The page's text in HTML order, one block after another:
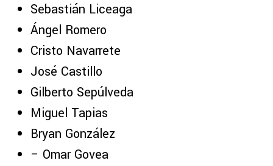
Sebastián Liceaga
Ángel Romero
Cristo Navarrete
José Castillo
Gilberto Sepúlveda
Miguel Tapias
Bryan González
– Omar Govea